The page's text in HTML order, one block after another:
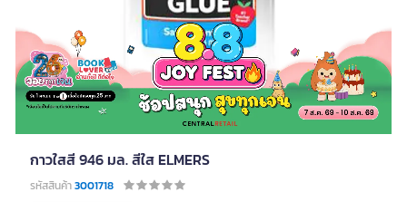
กาวใสสี 946 มล. สีใส ELMERS
รหัสสินค้า3001718